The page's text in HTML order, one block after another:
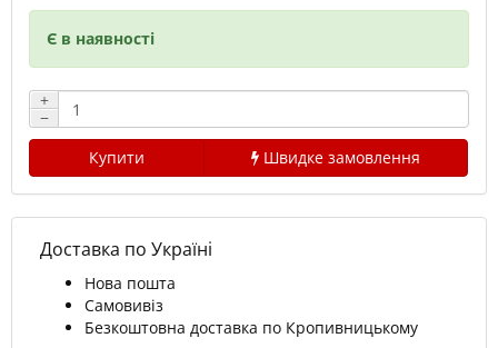
Є в наявності
+
−
Купити
Швидке замовлення
Доставка по Україні
Нова пошта
Самовивіз
Безкоштовна доставка по Кропивницькому